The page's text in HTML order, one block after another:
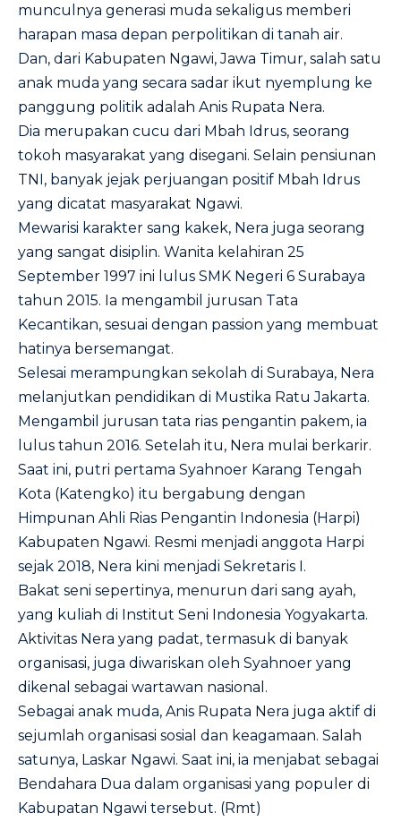
munculnya generasi muda sekaligus memberi
harapan masa depan perpolitikan di tanah air.
Dan, dari Kabupaten Ngawi, Jawa Timur, salah satu
anak muda yang secara sadar ikut nyemplung ke
panggung politik adalah Anis Rupata Nera.
Dia merupakan cucu dari Mbah Idrus, seorang
tokoh masyarakat yang disegani. Selain pensiunan
TNI, banyak jejak perjuangan positif Mbah Idrus
yang dicatat masyarakat Ngawi.
Mewarisi karakter sang kakek, Nera juga seorang
yang sangat disiplin. Wanita kelahiran 25
September 1997 ini lulus SMK Negeri 6 Surabaya
tahun 2015. Ia mengambil jurusan Tata
Kecantikan, sesuai dengan passion yang membuat
hatinya bersemangat.
Selesai merampungkan sekolah di Surabaya, Nera
melanjutkan pendidikan di Mustika Ratu Jakarta.
Mengambil jurusan tata rias pengantin pakem, ia
lulus tahun 2016. Setelah itu, Nera mulai berkarir.
Saat ini, putri pertama Syahnoer Karang Tengah
Kota (Katengko) itu bergabung dengan
Himpunan Ahli Rias Pengantin Indonesia (Harpi)
Kabupaten Ngawi. Resmi menjadi anggota Harpi
sejak 2018, Nera kini menjadi Sekretaris I.
Bakat seni sepertinya, menurun dari sang ayah,
yang kuliah di Institut Seni Indonesia Yogyakarta.
Aktivitas Nera yang padat, termasuk di banyak
organisasi, juga diwariskan oleh Syahnoer yang
dikenal sebagai wartawan nasional.
Sebagai anak muda, Anis Rupata Nera juga aktif di
sejumlah organisasi sosial dan keagamaan. Salah
satunya, Laskar Ngawi. Saat ini, ia menjabat sebagai
Bendahara Dua dalam organisasi yang populer di
Kabupatan Ngawi tersebut. (Rmt)